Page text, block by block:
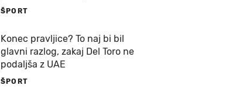
ŠPORT
Konec pravljice? To naj bi bil
glavni razlog, zakaj Del Toro ne
podaljša z UAE
ŠPORT